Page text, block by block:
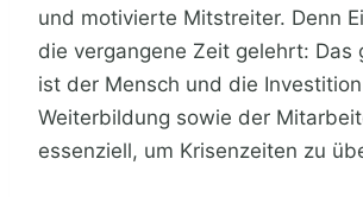
und motivierte Mitstreiter. Denn
die vergangene Zeit gelehrt: Das
ist der Mensch und die
Weiterbildung sowie der
essenziell, um Krisenzeiten zu